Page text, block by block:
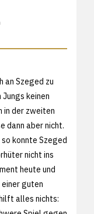
an Szeged zu
keinen
in der zweiten
dann aber nicht.
konnte Szeged
nicht ins
heute und
einer guten
alles nichts: